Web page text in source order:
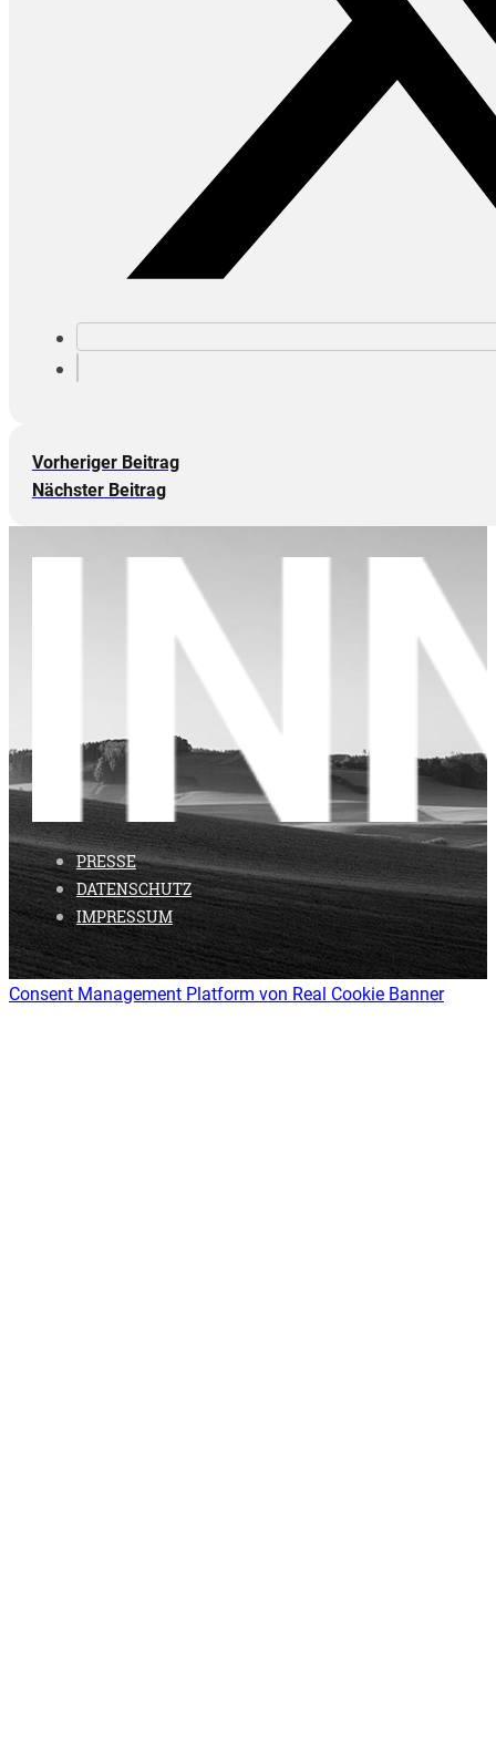
Vorheriger Beitrag
Nächster Beitrag
PRESSE
DATENSCHUTZ
IMPRESSUM
Consent Management Platform von Real Cookie Banner